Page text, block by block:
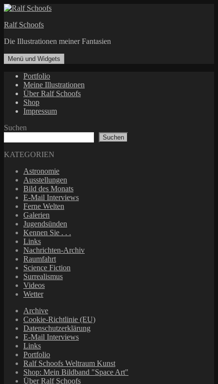
Zum
springen
Ralf Schoofs
Die Illustrationen meiner Fantasien
Menü und Widgets
Portfolio
Meine Illustrationen
Über Ralf Schoofs
Shop
Impressum
Suchen
Suchen
KATEGORIEN
Astronomie
Ausstellungen
Bild des Monats
E-Mail Interviews
Ferne Welten
Galerien
Jugendsünden
Kennen Sie . . .
Links
Nachrichten-Archiv
Raumfahrt
Science Fiction
Surrealismus
Videos
Wetter
Archive
Cookie-Richtlinie (EU)
Datenschutzerklärung
E-Mail Interviews
Links
Portfolio
Ralf Schoofs Weltraum Kunst
Shop: Mein Bildband "Space Art"
Über Ralf Schoofs